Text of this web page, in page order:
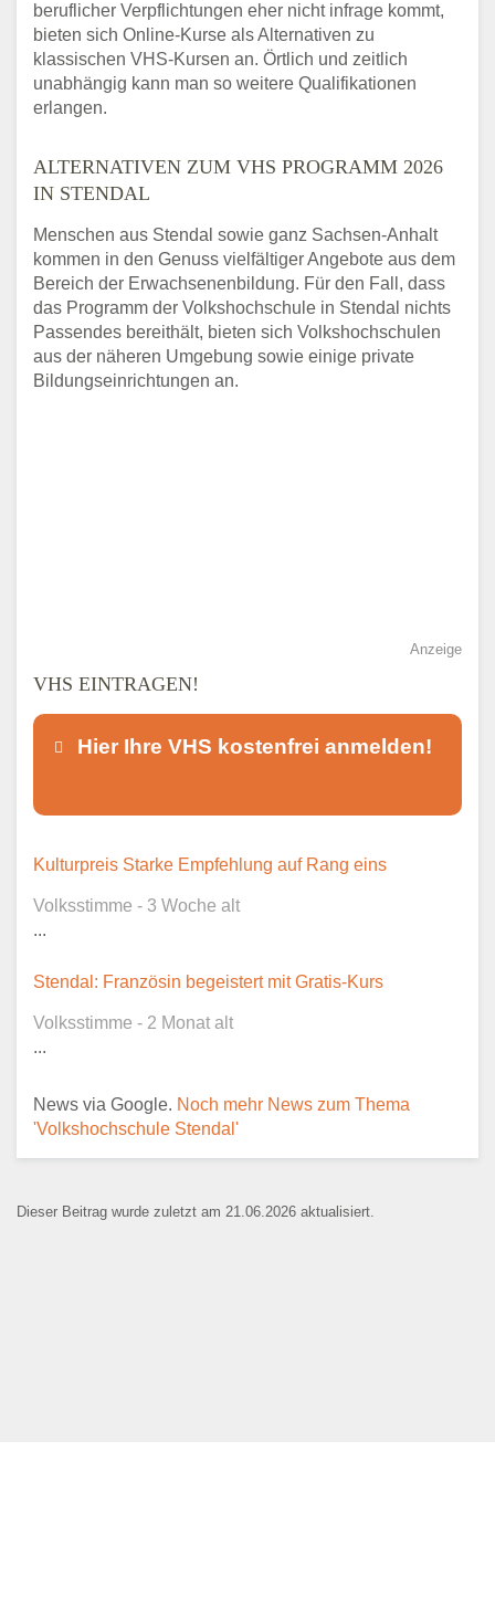
beruflicher Verpflichtungen eher nicht infrage kommt,
bieten sich Online-Kurse als Alternativen zu
klassischen VHS-Kursen an. Örtlich und zeitlich
unabhängig kann man so weitere Qualifikationen
erlangen.
ALTERNATIVEN ZUM VHS PROGRAMM 2026
IN STENDAL
Menschen aus Stendal sowie ganz Sachsen-Anhalt
kommen in den Genuss vielfältiger Angebote aus dem
Bereich der Erwachsenenbildung. Für den Fall, dass
das Programm der Volkshochschule in Stendal nichts
Passendes bereithält, bieten sich Volkshochschulen
aus der näheren Umgebung sowie einige private
Bildungseinrichtungen an.
Anzeige
VHS EINTRAGEN!
Hier Ihre VHS kostenfrei anmelden!
Dieser Teil dient lediglich zur
öffentlich sichtbar.
Ansprechpartner
E-Mail*
Kulturpreis Starke Empfehlung auf Rang eins
Volksstimme - 3 Woche alt
...
Stendal: Französin begeistert mit Gratis-Kurs
Volksstimme - 2 Monat alt
...
News via Google. Noch mehr News zum Thema
'Volkshochschule Stendal'
Dieser Beitrag wurde zuletzt am 21.06.2026 aktualisiert.